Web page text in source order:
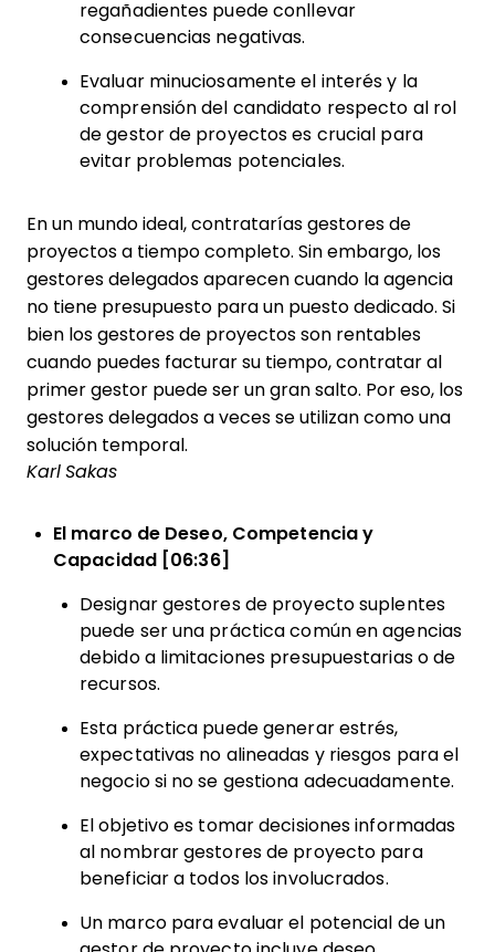
regañadientes puede conllevar
consecuencias negativas.
Evaluar minuciosamente el interés y la
comprensión del candidato respecto al rol
de gestor de proyectos es crucial para
evitar problemas potenciales.
En un mundo ideal, contratarías gestores de
proyectos a tiempo completo. Sin embargo, los
gestores delegados aparecen cuando la agencia
no tiene presupuesto para un puesto dedicado. Si
bien los gestores de proyectos son rentables
cuando puedes facturar su tiempo, contratar al
primer gestor puede ser un gran salto. Por eso, los
gestores delegados a veces se utilizan como una
solución temporal.
Karl Sakas
El marco de Deseo, Competencia y
Capacidad [06:36]
Designar gestores de proyecto suplentes
puede ser una práctica común en agencias
debido a limitaciones presupuestarias o de
recursos.
Esta práctica puede generar estrés,
expectativas no alineadas y riesgos para el
negocio si no se gestiona adecuadamente.
El objetivo es tomar decisiones informadas
al nombrar gestores de proyecto para
beneficiar a todos los involucrados.
Un marco para evaluar el potencial de un